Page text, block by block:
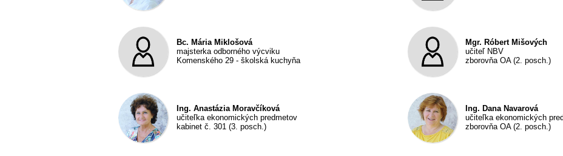
Bc. Mária Miklošová
majsterka odborného výcviku
Komenského 29 - školská kuchyňa
Mgr. Róbert Mišových
učiteľ NBV
zborovňa OA (2. posch.)
Ing. Anastázia Moravčíková
učiteľka ekonomických predmetov
kabinet č. 301 (3. posch.)
Ing. Dana Navarová
učiteľka ekonomických
zborovňa OA (2. posch.)